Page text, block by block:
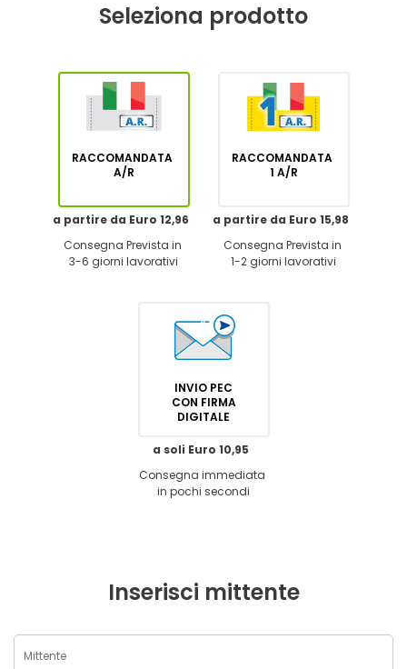
Seleziona prodotto
RACCOMANDATA
A/R
a partire da Euro 12,96
Consegna Prevista in
3-6 giorni lavorativi
RACCOMANDATA
1 A/R
a partire da Euro 15,98
Consegna Prevista in
1-2 giorni lavorativi
INVIO PEC
CON FIRMA
DIGITALE
a soli Euro 10,95
Consegna immediata
in pochi secondi
Inserisci mittente